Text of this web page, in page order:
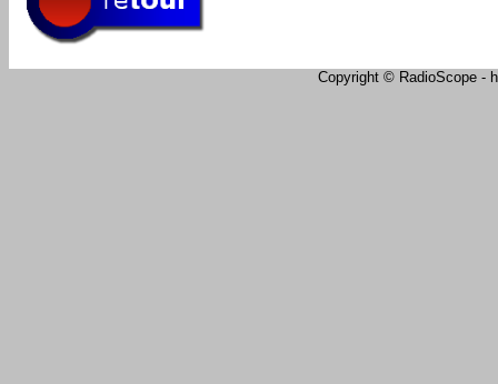
Copyright © RadioScope -